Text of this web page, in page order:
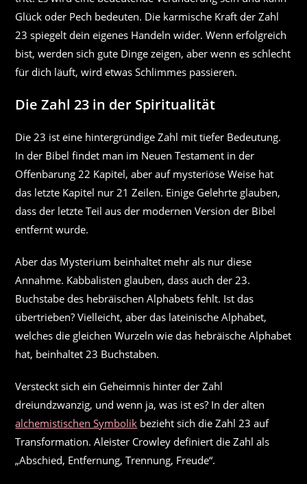
Glück oder Pech bedeuten. Die karmische Kraft der Zahl
23 spiegelt dein eigenes Handeln wider. Wenn erfolgreich
bist, werden sich gute Dinge zeigen, aber wenn es schlecht
für dich läuft, wird etwas Schlimmes passieren.
Die Zahl 23 in der Spiritualität
Die 23 ist eine hintergründige Zahl mit tiefer Bedeutung.
In der Bibel findet man im Neuen Testament in der
Offenbarung 22 Kapitel, aber auf mysteriöse Weise hat
das letzte Kapitel nur 21 Zeilen. Einige Gelehrte glauben,
dass der letzte Teil aus der modernen Version der Bibel
entfernt wurde.
Aber das Mysterium beinhaltet mehr als nur diese
Annahme. Kabbalisten glauben, dass auch der 23.
Buchstabe des hebräischen Alphabets fehlt. Ist das
übertrieben? Vielleicht, aber das lateinische Alphabet,
welches die gleichen Wurzeln wie das hebräische Alphabet
hat, beinhaltet 23 Buchstaben.
Versteckt sich ein Geheimnis hinter der Zahl
dreiundzwanzig, und wenn ja, was ist es? In der alten
alchemistischen Symbolik bezieht sich die Zahl 23 auf
Transformation. Aleister Crowley definiert die Zahl als
„Abschied, Entfernung, Trennung, Freude“.